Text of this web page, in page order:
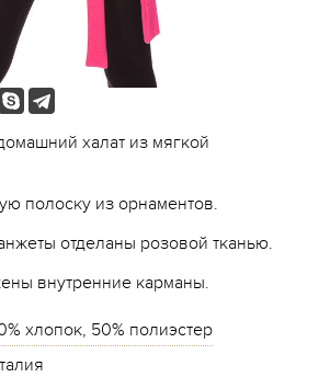
халат из мягкой
полоску из орнаментов.
отделаны розовой тканью.
внутренние карманы.
хлопок, 50% полиэстер